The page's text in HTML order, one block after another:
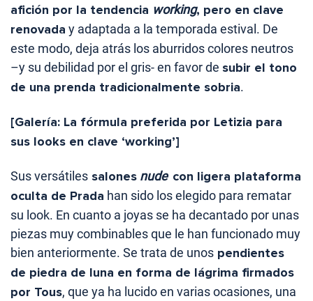
afición por la tendencia working, pero en clave
renovada y adaptada a la temporada estival. De
este modo, deja atrás los aburridos colores neutros
–y su debilidad por el gris- en favor de subir el tono
de una prenda tradicionalmente sobria.
[Galería: La fórmula preferida por Letizia para
sus looks en clave ‘working’]
Sus versátiles salones nude con ligera plataforma
oculta de Prada han sido los elegido para rematar
su look. En cuanto a joyas se ha decantado por unas
piezas muy combinables que le han funcionado muy
bien anteriormente. Se trata de unos pendientes
de piedra de luna en forma de lágrima firmados
por Tous, que ya ha lucido en varias ocasiones, una